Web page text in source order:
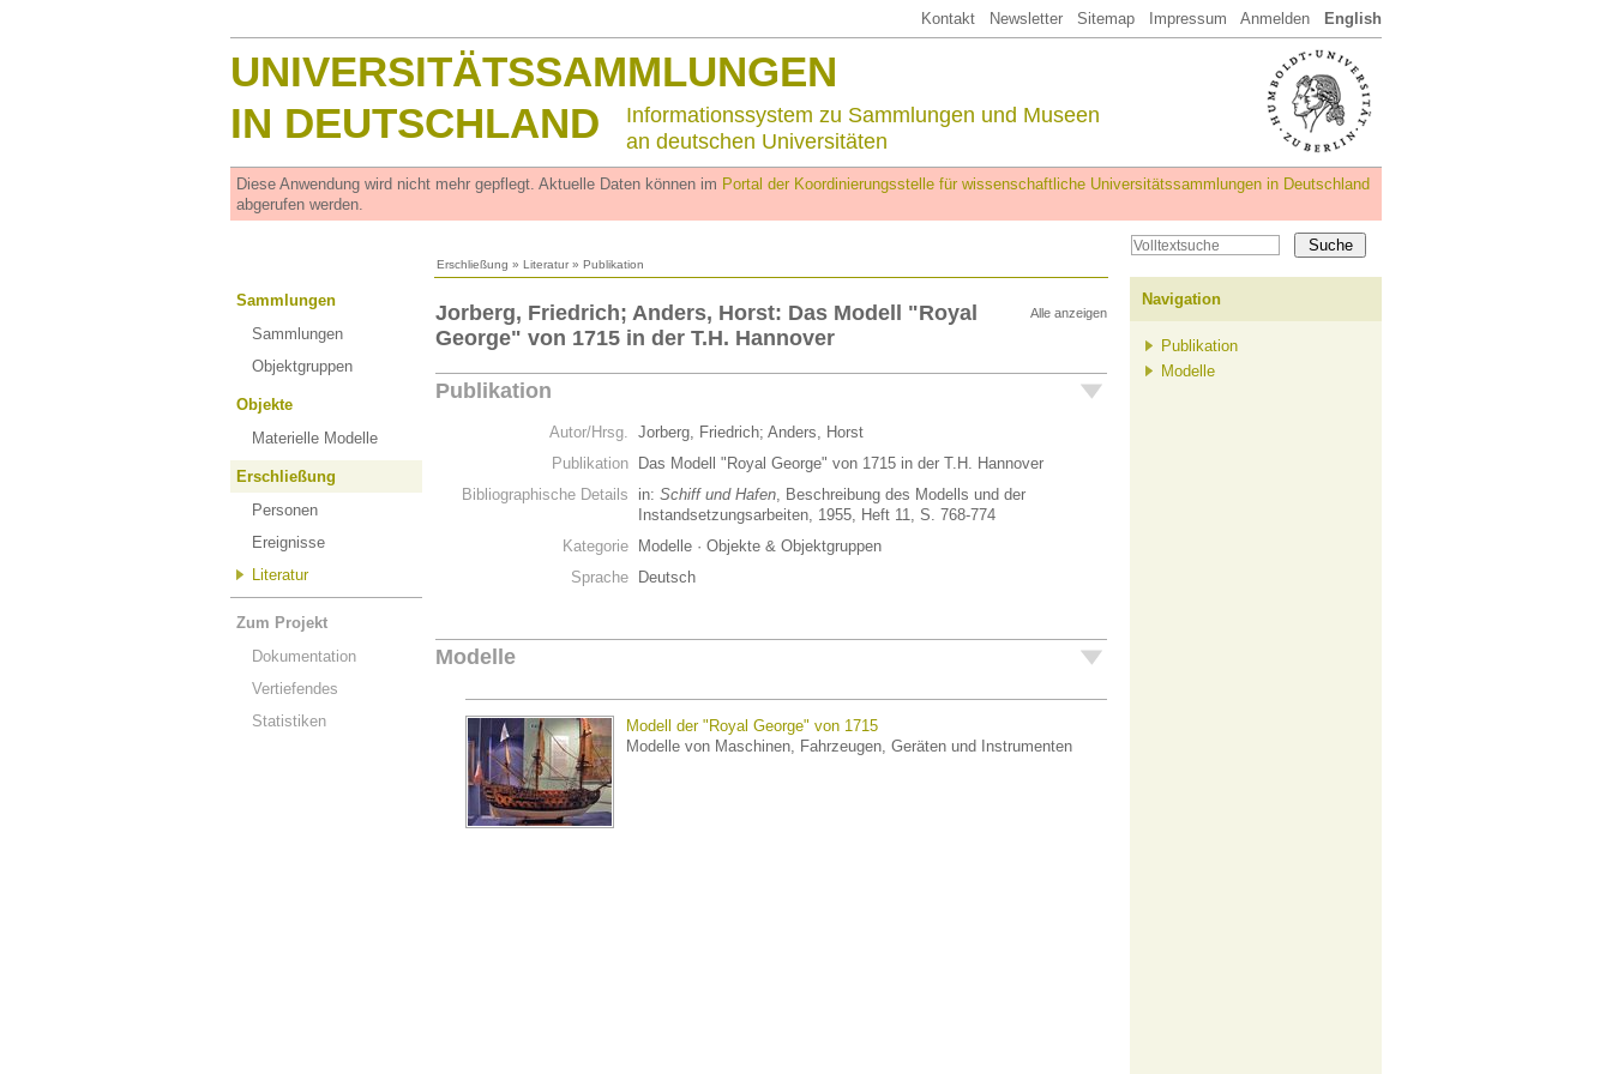
Kontakt Newsletter Sitemap Impressum Anmelden English
UNIVERSITÄTSSAMMLUNGEN
IN DEUTSCHLAND
Informationssystem zu Sammlungen und Museen
an deutschen Universitäten
Diese Anwendung wird nicht mehr gepflegt. Aktuelle Daten können im Portal der Koordinierungsstelle für wissenschaftliche Universitätssammlungen in Deutschland
abgerufen werden.
Erschließung » Literatur » Publikation
Sammlungen
Sammlungen
Objektgruppen
Objekte
Materielle Modelle
Erschließung
Personen
Ereignisse
Literatur
Zum Projekt
Dokumentation
Vertiefendes
Statistiken
Alle anzeigen
Jorberg, Friedrich; Anders, Horst: Das Modell "Royal
George" von 1715 in der T.H. Hannover
Publikation
Autor/Hrsg. Jorberg, Friedrich; Anders, Horst
Publikation
Das Modell "Royal George" von 1715 in der T.H. Hannover
Bibliographische Details
in: Schiff und Hafen, Beschreibung des Modells und der
Instandsetzungsarbeiten, 1955, Heft 11, S. 768-774
Kategorie
Modelle · Objekte & Objektgruppen
Sprache
Deutsch
Modelle
Modell der "Royal George" von 1715
Modelle von Maschinen, Fahrzeugen, Geräten und Instrumenten
Navigation
Publikation
Modelle